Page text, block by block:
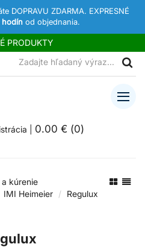
DOPRAVU ZDARMA. EXPRESNÉ
hodín od objednania.
PRODUKTY
0.00 € (0)
kúrenie
IMI Heimeier Regulux